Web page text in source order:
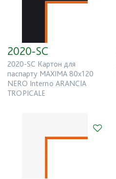
2020-SC
2020-SC Картон для
паспарту MAXIMA 80x120
NERO Interno ARANCIA
TROPICALE